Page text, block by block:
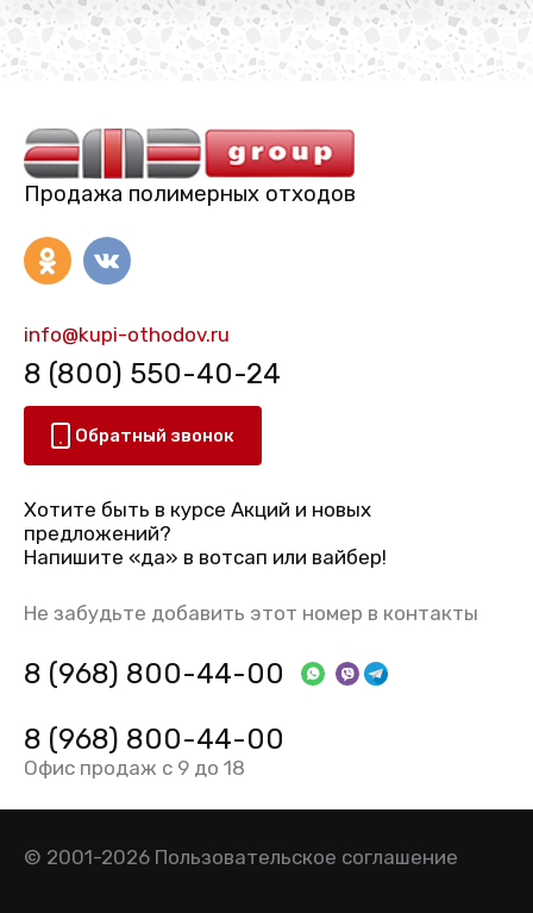
Продажа полимерных отходов
info@kupi-othodov.ru
8 (800) 550-40-24
Обратный звонок
Хотите быть в курсе Акций и новых
предложений?
Напишите «да» в вотсап или вайбер!
Не забудьте добавить этот номер в контакты
8 (968) 800-44-00
8 (968) 800-44-00
Офис продаж с 9 до 18
© 2001-2026 Пользовательское соглашение